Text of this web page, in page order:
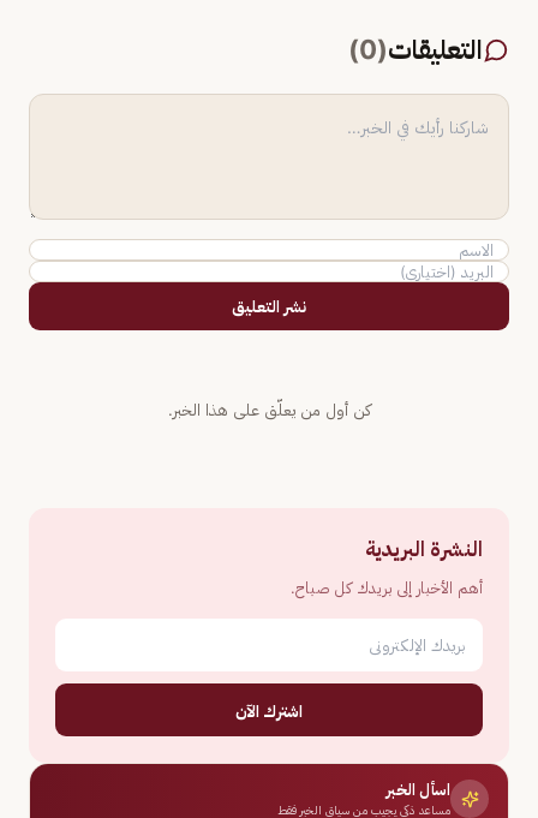
التعليقات(
0
)
نشر التعليق
كن أول من يعلّق على هذا الخبر.
النشرة البريدية
أهم الأخبار إلى بريدك كل صباح.
اشترك الآن
اسأل الخبر
مساعد ذكي يجيب من سياق الخبر فقط